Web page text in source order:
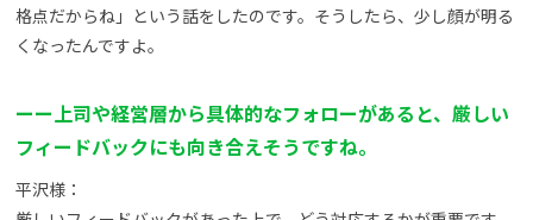
格点だからね」という話をしたのです。そうしたら、少し顔が明る
くなったんですよ。
ーー上司や経営層から具体的なフォローがあると、厳しい
フィードバックにも向き合えそうですね。
平沢様：